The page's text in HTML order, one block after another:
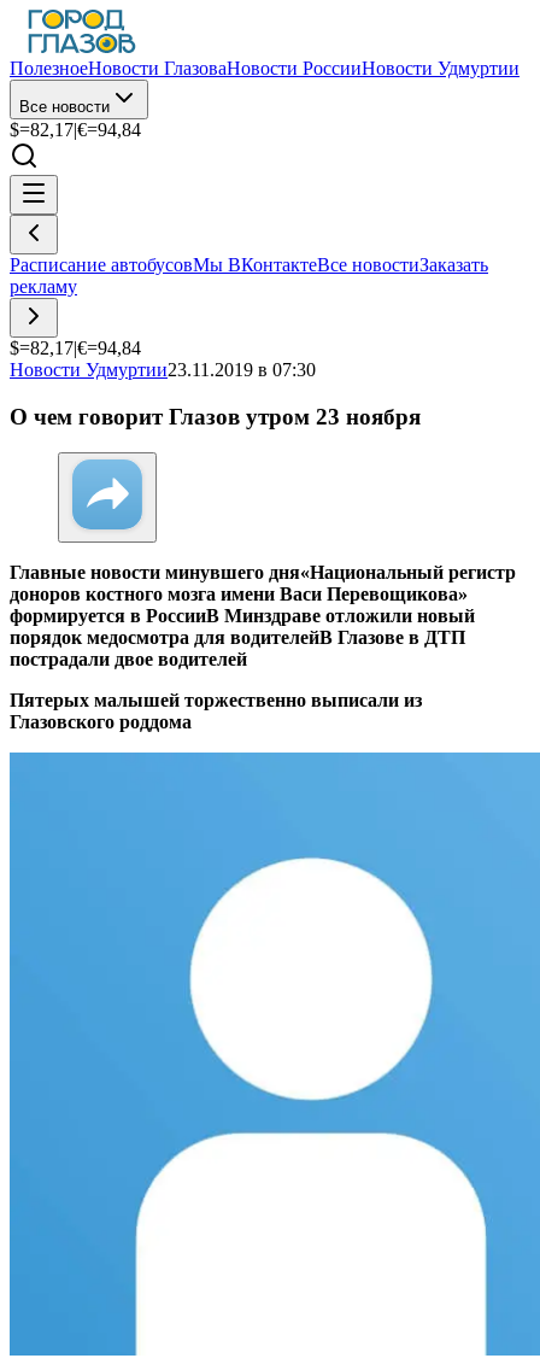
ПолезноеНовости ГлазоваНовости РоссииНовости Удмуртии
Все новости
$=82,17|€=94,84
Расписание автобусовМы ВКонтактеВсе новостиЗаказать
рекламу
$=82,17|€=94,84
Новости Удмуртии23.11.2019 в 07:30
О чем говорит Глазов утром 23 ноября
Главные новости минувшего дня«Национальный регистр
доноров костного мозга имени Васи Перевощикова»
формируется в РоссииВ Минздраве отложили новый
порядок медосмотра для водителейВ Глазове в ДТП
пострадали двое водителей
Пятерых малышей торжественно выписали из
Глазовского роддома